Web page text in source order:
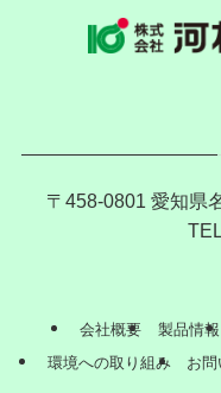
〒458-0801 愛知県
会社概要 製品情報
環境への取り組み
お